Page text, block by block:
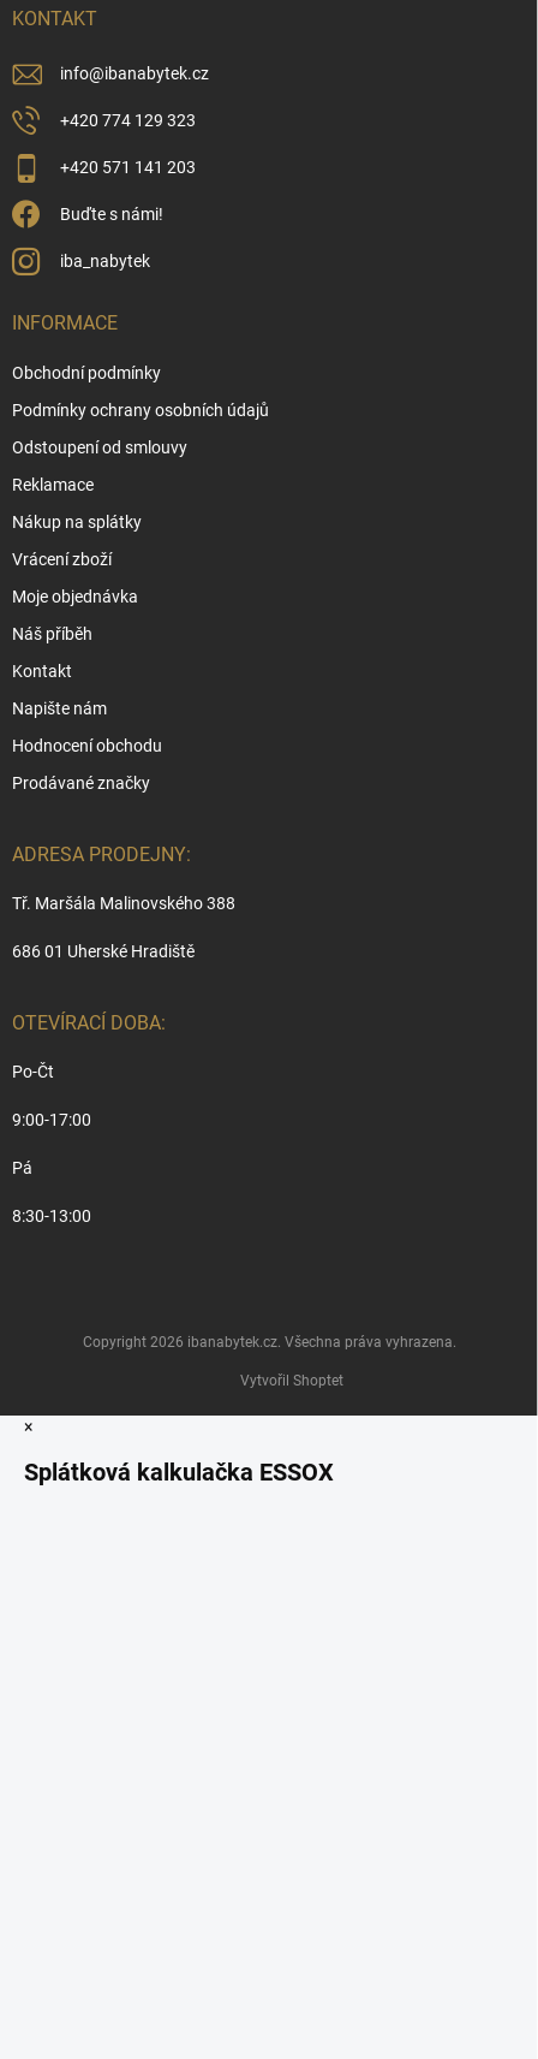
KONTAKT
info@ibanabytek.cz
+420 774 129 323
+420 571 141 203
Buďte s námi!
iba_nabytek
INFORMACE
Obchodní podmínky
Podmínky ochrany osobních údajů
Odstoupení od smlouvy
Reklamace
Nákup na splátky
Vrácení zboží
Moje objednávka
Náš příběh
Kontakt
Napište nám
Hodnocení obchodu
Prodávané značky
ADRESA PRODEJNY:
Tř. Maršála Malinovského 388
686 01 Uherské Hradiště
OTEVÍRACÍ DOBA:
Po-Čt
9:00-17:00
Pá
8:30-13:00
Vytvořil Shoptet
Copyright 2026 ibanabytek.cz. Všechna práva vyhrazena.
×
Splátková kalkulačka ESSOX